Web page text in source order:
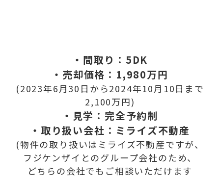
・間取り：5DK
・売却価格：1,980万円
(2023年6月30日から2024年10月10日まで
2,100万円)
・見学：完全予約制
・取り扱い会社：ミライズ不動産
(物件の取り扱いはミライズ不動産ですが、
フジケンザイとのグループ会社のため、
どちらの会社でもご相談いただけます